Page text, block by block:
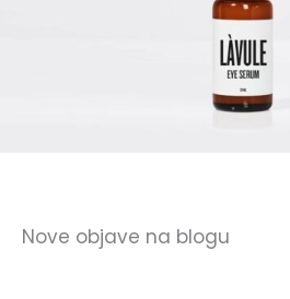
Nove objave na blogu